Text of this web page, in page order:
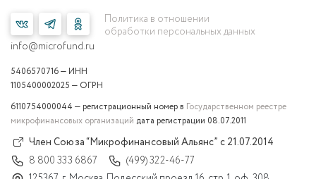
info@microfund.ru
Политика в отношении
обработки персональных данных
5406570716 — ИНН
1105400002025 — ОГРН
6110754000044 — регистрационный номер в Государственном реестре
микрофинансовых организаций дата регистрации 08.07.2011
Член Союза “Микрофинансовый Альянс” с 21.07.2014
8 800 333 6867
(499) 322-46-77